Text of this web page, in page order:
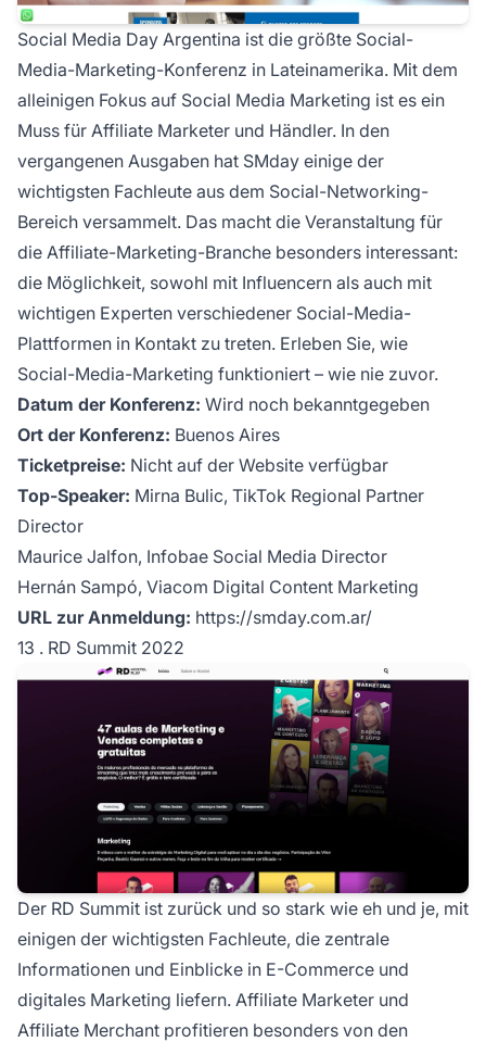
Social Media Day Argentina ist die größte Social-
Media-Marketing-Konferenz in Lateinamerika. Mit dem
alleinigen Fokus auf Social Media Marketing ist es ein
Muss für Affiliate Marketer und Händler. In den
vergangenen Ausgaben hat SMday einige der
wichtigsten Fachleute aus dem Social-Networking-
Bereich versammelt. Das macht die Veranstaltung für
die Affiliate-Marketing-Branche besonders interessant:
die Möglichkeit, sowohl mit Influencern als auch mit
wichtigen Experten verschiedener Social-Media-
Plattformen in Kontakt zu treten. Erleben Sie, wie
Social-Media-Marketing funktioniert – wie nie zuvor.
Datum der Konferenz: Wird noch bekanntgegeben
Ort der Konferenz: Buenos Aires
Ticketpreise: Nicht auf der Website verfügbar
Top-Speaker: Mirna Bulic, TikTok Regional Partner
Director
Maurice Jalfon, Infobae Social Media Director
Hernán Sampó, Viacom Digital Content Marketing
URL zur Anmeldung: https://smday.com.ar/
13 . RD Summit 2022
Der RD Summit ist zurück und so stark wie eh und je, mit
einigen der wichtigsten Fachleute, die zentrale
Informationen und Einblicke in E-Commerce und
digitales Marketing liefern. Affiliate Marketer und
Affiliate Merchant profitieren besonders von den